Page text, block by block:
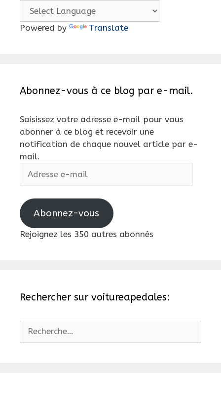
Powered by Translate
Abonnez-vous à ce blog par e-mail.
Saisissez votre adresse e-mail pour vous
abonner à ce blog et recevoir une
notification de chaque nouvel article par e-
mail.
e-
Abonnez-vous
Rejoignez les 350 autres abonnés
Rechercher sur voitureapedales: